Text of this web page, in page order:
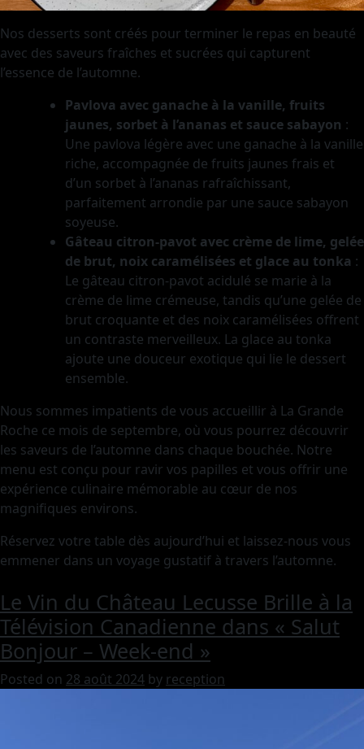
Nos desserts sont créés pour terminer le repas en beauté
avec des saveurs fraîches et sucrées qui capturent
l’essence de l’automne.
Pavlova avec ganache à la vanille, fruits
jaunes, sorbet à l’ananas et sauce sabayon :
Une pavlova légère avec une ganache à la vanille
riche, accompagnée de fruits jaunes frais et
d’un sorbet à l’ananas rafraîchissant,
parfaitement arrondie par une sauce sabayon
soyeuse.
Gâteau citron-pavot avec crème de lime, gelée
de brut, noix caramélisées et glace au tonka :
Le gâteau citron-pavot acidulé se marie à la
crème de lime crémeuse, tandis qu’une gelée de
brut croquante et des noix caramélisées offrent
un contraste merveilleux. La glace au tonka
ajoute une douceur exotique qui lie le dessert
ensemble.
Nous sommes impatients de vous accueillir à La Grande
Roche ce mois de septembre, où vous pourrez découvrir
les saveurs de l’automne dans chaque bouchée. Notre
menu est conçu pour ravir vos papilles et vous offrir une
expérience culinaire mémorable au cœur de nos
magnifiques environs.
Réservez votre table dès aujourd’hui et laissez-nous vous
emmener dans un voyage gustatif à travers l’automne.
Le Vin du Château Lecusse Brille à la
Télévision Canadienne dans « Salut
Bonjour – Week-end »
Posted on 28 août 2024 by reception